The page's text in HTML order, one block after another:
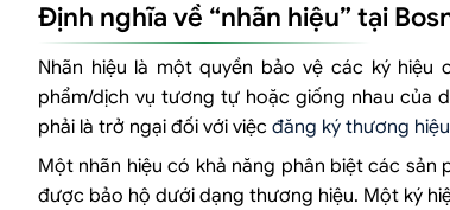
Định nghĩa về “nhãn hiệu” tại
Nhãn hiệu là một quyền bảo vệ các ký
phẩm/dịch vụ tương tự hoặc giống nhau của
phải là trở ngại đối với việc đăng ký thương hiệu
Một nhãn hiệu có khả năng phân biệt các
được bảo hộ dưới dạng thương hiệu. Một ký